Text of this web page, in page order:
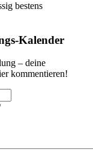
bestens
Kalender
– deine
kommentieren!